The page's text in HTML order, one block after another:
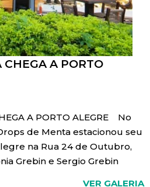
CHEGA A PORTO
A PORTO ALEGRE No
de Menta estacionou seu
na Rua 24 de Outubro,
Grebin e Sergio Grebin
VER GALERIA